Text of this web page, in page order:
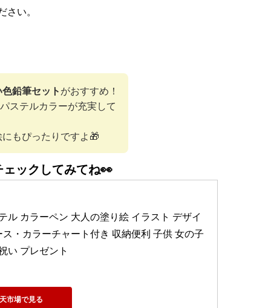
い。
鉛筆セットがおすすめ！
ステルカラーが充実して
もぴったりですよ🎁
ェックしてみてね👀
ル カラーペン 大人の塗り絵 イラスト デザイ
・カラーチャート付き 収納便利 子供 女の子
い プレゼント
市場で見る